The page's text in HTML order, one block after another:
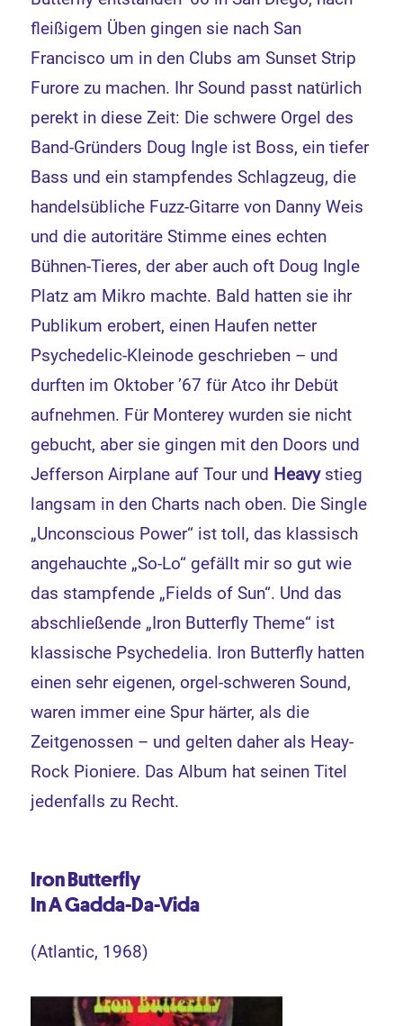
fleißigem Üben gingen sie nach San
Francisco um in den Clubs am Sunset Strip
Furore zu machen. Ihr Sound passt natürlich
perekt in diese Zeit: Die schwere Orgel des
Band-Gründers Doug Ingle ist Boss, ein tiefer
Bass und ein stampfendes Schlagzeug, die
handelsübliche Fuzz-Gitarre von Danny Weis
und die autoritäre Stimme eines echten
Bühnen-Tieres, der aber auch oft Doug Ingle
Platz am Mikro machte. Bald hatten sie ihr
Publikum erobert, einen Haufen netter
Psychedelic-Kleinode geschrieben – und
durften im Oktober ’67 für Atco ihr Debüt
aufnehmen. Für Monterey wurden sie nicht
gebucht, aber sie gingen mit den Doors und
Jefferson Airplane auf Tour und Heavystieg
langsam in den Charts nach oben. Die Single
„Unconscious Power“ ist toll, das klassisch
angehauchte „So-Lo“ gefällt mir so gut wie
das stampfende „Fields of Sun“. Und das
abschließende „Iron Butterfly Theme“ ist
klassische Psychedelia. Iron Butterfly hatten
einen sehr eigenen, orgel-schweren Sound,
waren immer eine Spur härter, als die
Zeitgenossen – und gelten daher als Heay-
Rock Pioniere. Das Album hat seinen Titel
jedenfalls zu Recht.
Iron Butterfly
In A Gadda-Da-Vida
(Atlantic, 1968)